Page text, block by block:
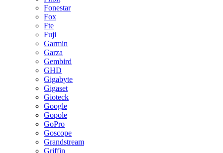
Fonestar
Fox
Fte
Fuji
Garmin
Garza
Gembird
GHD
Gigabyte
Gigaset
Gioteck
Google
Gopole
GoPro
Goscope
Grandstream
Griffin